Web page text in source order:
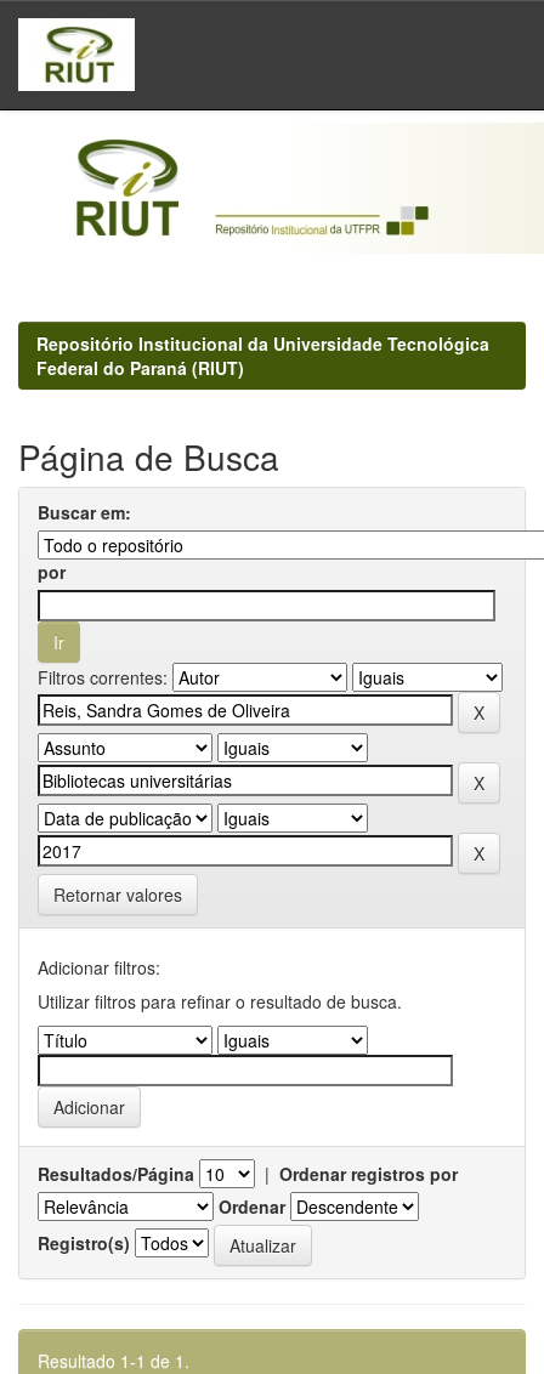
Skip
navigation
Repositório Institucional da Universidade Tecnológica
Federal do Paraná (RIUT)
Página de Busca
Buscar em:
por
Filtros correntes:
Retornar valores
Adicionar filtros:
Utilizar filtros para refinar o resultado de busca.
Resultados/Página | Ordenar registros por
Ordenar
Registro(s)
Resultado 1-1 de 1.